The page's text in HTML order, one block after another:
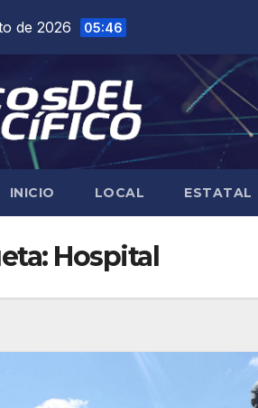
de 2026 05:46
INICIO LOCAL ESTATAL
Hospital